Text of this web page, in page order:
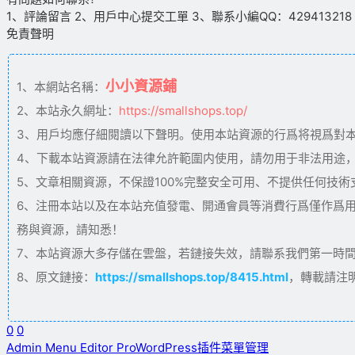
1、評論留言 2、用戶中心提交工單 3、聯系小編QQ：
免責聲明
1、本網站名稱： 小小資源鋪
2、本站永久網址： https://smallshops.top/
3、用戶均應仔細閱讀以下聲明。使用本站資源的行爲将視爲對
4、下載本站資源請在法律允許範圍内使用，請勿用于非法用途
5、文章相關資源，不保證100%完整安全可用、不提供任何技
6、注冊本站以及在本站充值發電、開通會員等消費行爲僅作
務與資源，請知悉！
7、本站資源大多存儲在雲盤，若鏈接失效，請聯系我們第一
8、原文鏈接： https://smallshops.top/8415.html，轉載請注
0 0
Admin Menu Editor ProWordPress插件菜單管理